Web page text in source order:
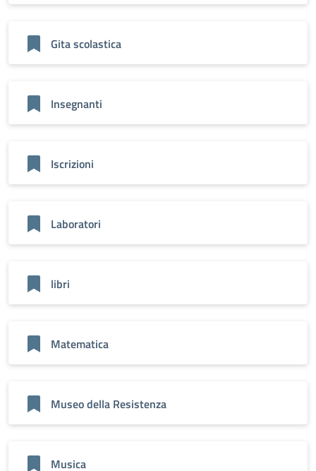
Gita scolastica
Insegnanti
Iscrizioni
Laboratori
libri
Matematica
Museo della Resistenza
Musica